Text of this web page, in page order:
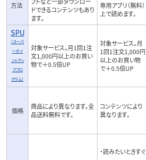
方法
ドできるコンテンツもあり
ます。
専用アプリ（無料）
上で読めます。
SPU
（スーパ
ーポイ
ントアッ
ププロ
グラム）
対象サービス。月1回1注
文1,000円以上のお買い
物で＋0.5倍UP
対象サービス。月
1回1注文1,000円
以上のお買い物
で＋0.5倍UP
価格
商品により異なります。全
品送料無料です。
コンテンツにより
異なります。
・読みたいときすぐ